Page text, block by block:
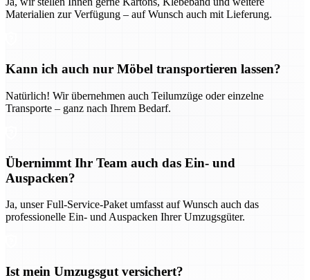
Materialien zur Verfügung – auf Wunsch auch mit Lieferung.
Kann ich auch nur Möbel transportieren lassen?
Natürlich! Wir übernehmen auch Teilumzüge oder einzelne
Transporte – ganz nach Ihrem Bedarf.
Übernimmt Ihr Team auch das Ein- und
Auspacken?
Ja, unser Full-Service-Paket umfasst auf Wunsch auch das
professionelle Ein- und Auspacken Ihrer Umzugsgüter.
Ist mein Umzugsgut versichert?